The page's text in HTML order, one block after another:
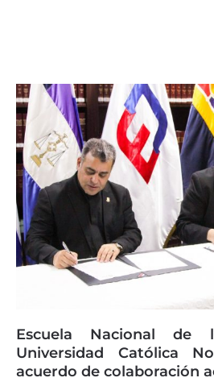
Escuela Nacional de
Universidad Católica
acuerdo de colaboración